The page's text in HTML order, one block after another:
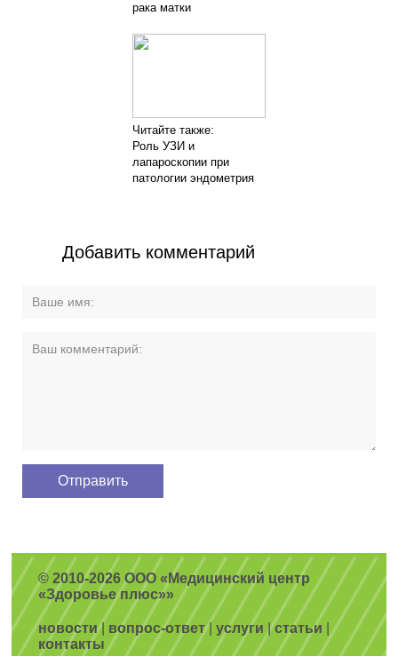
рака матки
Читайте также:
Роль УЗИ и
лапароскопии при
патологии эндометрия
Добавить комментарий
© 2010-2026 ООО «Медицинский центр
«Здоровье плюс»»
новости| вопрос-ответ|услуги |статьи
контакты